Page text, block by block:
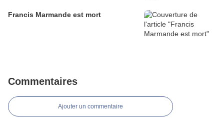
Francis Marmande est mort
Commentaires
Ajouter un commentaire